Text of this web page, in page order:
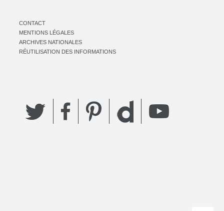
CONTACT
MENTIONS LÉGALES
ARCHIVES NATIONALES
RÉUTILISATION DES INFORMATIONS